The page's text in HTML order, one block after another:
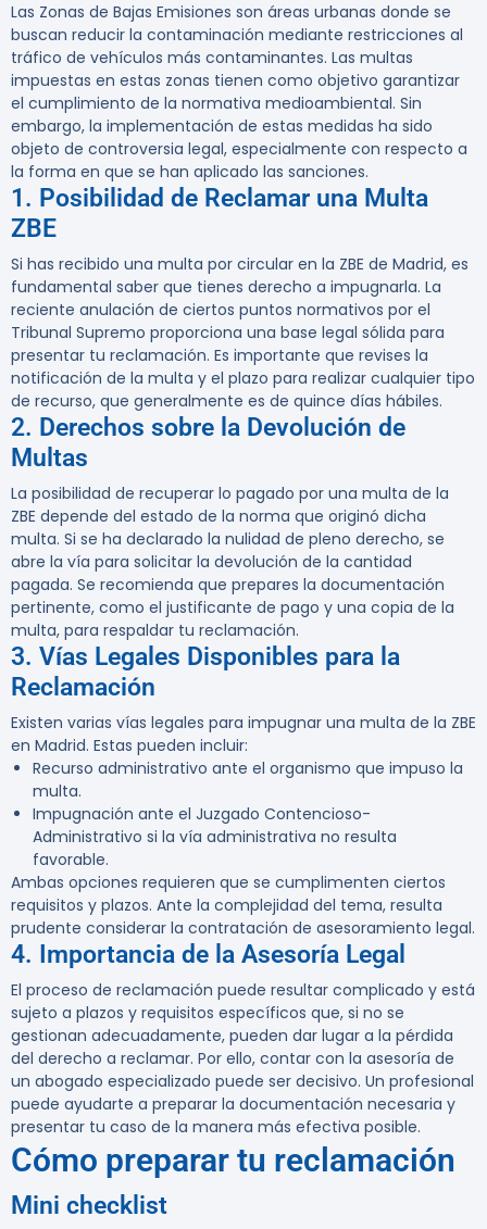
Las Zonas de Bajas Emisiones son áreas urbanas donde se
buscan reducir la contaminación mediante restricciones al
tráfico de vehículos más contaminantes. Las multas
impuestas en estas zonas tienen como objetivo garantizar
el cumplimiento de la normativa medioambiental. Sin
embargo, la implementación de estas medidas ha sido
objeto de controversia legal, especialmente con respecto a
la forma en que se han aplicado las sanciones.
1. Posibilidad de Reclamar una Multa
ZBE
Si has recibido una multa por circular en la ZBE de Madrid, es
fundamental saber que tienes derecho a impugnarla. La
reciente anulación de ciertos puntos normativos por el
Tribunal Supremo proporciona una base legal sólida para
presentar tu reclamación. Es importante que revises la
notificación de la multa y el plazo para realizar cualquier tipo
de recurso, que generalmente es de quince días hábiles.
2. Derechos sobre la Devolución de
Multas
La posibilidad de recuperar lo pagado por una multa de la
ZBE depende del estado de la norma que originó dicha
multa. Si se ha declarado la nulidad de pleno derecho, se
abre la vía para solicitar la devolución de la cantidad
pagada. Se recomienda que prepares la documentación
pertinente, como el justificante de pago y una copia de la
multa, para respaldar tu reclamación.
3. Vías Legales Disponibles para la
Reclamación
Existen varias vías legales para impugnar una multa de la ZBE
en Madrid. Estas pueden incluir:
Recurso administrativo ante el organismo que impuso la
multa.
Impugnación ante el Juzgado Contencioso-
Administrativo si la vía administrativa no resulta
favorable.
Ambas opciones requieren que se cumplimenten ciertos
requisitos y plazos. Ante la complejidad del tema, resulta
prudente considerar la contratación de asesoramiento legal.
4. Importancia de la Asesoría Legal
El proceso de reclamación puede resultar complicado y está
sujeto a plazos y requisitos específicos que, si no se
gestionan adecuadamente, pueden dar lugar a la pérdida
del derecho a reclamar. Por ello, contar con la asesoría de
un abogado especializado puede ser decisivo. Un profesional
puede ayudarte a preparar la documentación necesaria y
presentar tu caso de la manera más efectiva posible.
Cómo preparar tu reclamación
Mini checklist